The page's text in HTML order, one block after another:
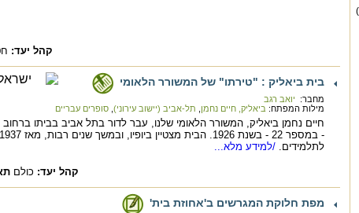
קהל יעד:
בית ביאליק : "טירתו" של המשורר הלאומי
מחבר: יואב רגב
מילות המפתח: ביאליק, חיים נחמן תל-אביב (יישוב עירוני) סופרים עבריים
חיים נחמן ביאליק, המשורר הלאומי שלנו, עבר לדור בתל אביב בביתו
לתלמידים. /למידע מלא...
קהל יעד: כולם
מפת חלוקת המגרשים ב'אחוזת בית'